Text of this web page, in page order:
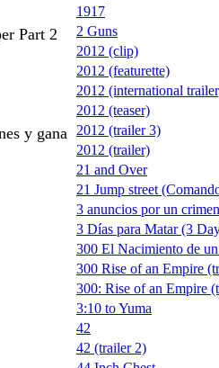
Part 2
y gana
1917
2 Guns
2012 (clip)
2012 (featurette)
2012 (international
2012 (teaser)
2012 (trailer 3)
2012 (trailer)
21 and Over
21 Jump street
3 anuncios por un
3 Días para Matar (3
300 El Nacimiento de
300 Rise of an Empire
300: Rise of an Empire
3:10 to Yuma
42
42 (trailer 2)